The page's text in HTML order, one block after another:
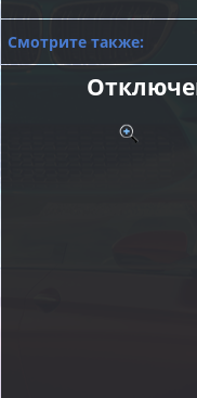
Смотрите также: